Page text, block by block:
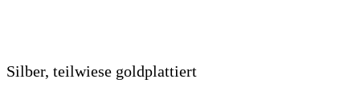
Silber, teilwiese goldplattiert